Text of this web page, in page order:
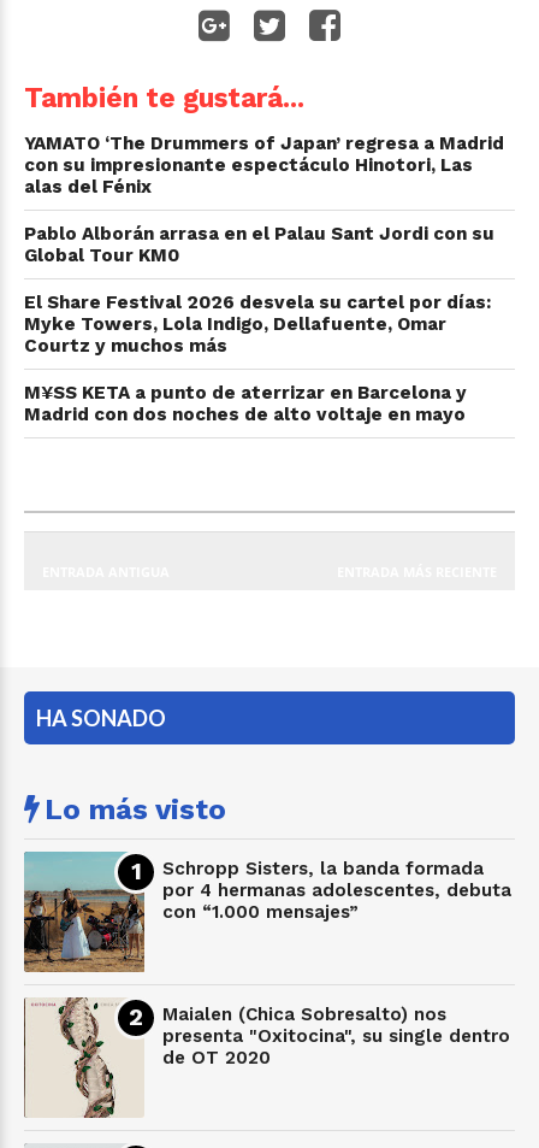
También te gustará...
YAMATO ‘The Drummers of Japan’ regresa a Madrid
con su impresionante espectáculo Hinotori, Las
alas del Fénix
Pablo Alborán arrasa en el Palau Sant Jordi con su
Global Tour KM0
El Share Festival 2026 desvela su cartel por días:
Myke Towers, Lola Indigo, Dellafuente, Omar
Courtz y muchos más
M¥SS KETA a punto de aterrizar en Barcelona y
Madrid con dos noches de alto voltaje en mayo
HA SONADO
Lo más visto
Schropp Sisters, la banda formada
por 4 hermanas adolescentes, debuta
con “1.000 mensajes”
Maialen (Chica Sobresalto) nos
presenta "Oxitocina", su single dentro
de OT 2020